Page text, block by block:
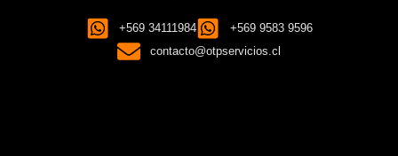
+569 34111984
+569 9583 9596
contacto@otpservicios.cl